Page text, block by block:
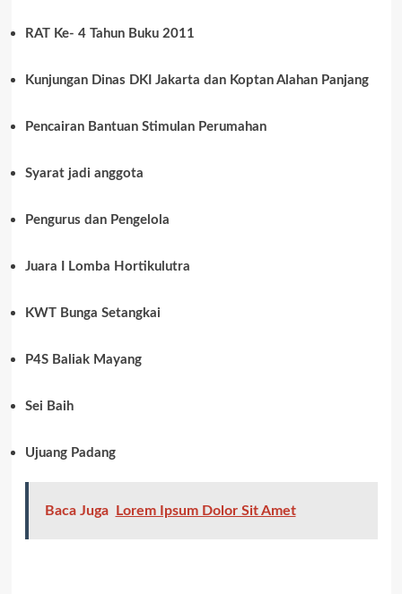
RAT Ke- 4 Tahun Buku 2011
Kunjungan Dinas DKI Jakarta dan Koptan Alahan Panjang
Pencairan Bantuan Stimulan Perumahan
Syarat jadi anggota
Pengurus dan Pengelola
Juara I Lomba Hortikulutra
KWT Bunga Setangkai
P4S Baliak Mayang
Sei Baih
Ujuang Padang
Baca Juga Lorem Ipsum Dolor Sit Amet